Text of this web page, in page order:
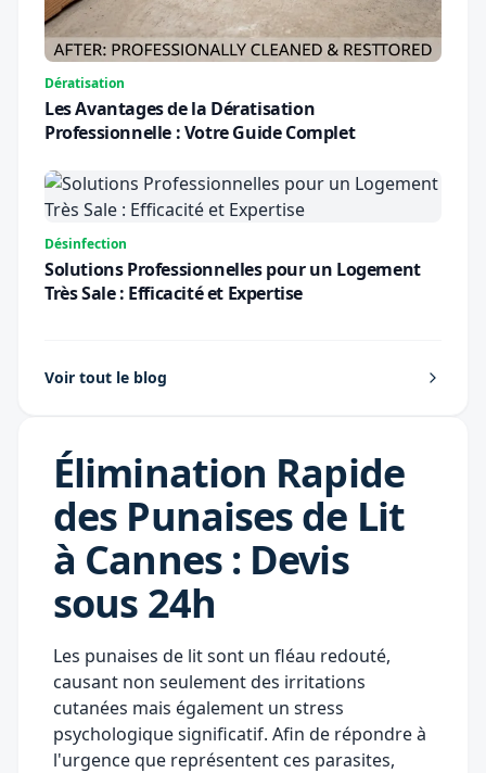
Dératisation
Les Avantages de la Dératisation
Professionnelle : Votre Guide Complet
Désinfection
Solutions Professionnelles pour un Logement
Très Sale : Efficacité et Expertise
Voir tout le blog
Élimination Rapide
des Punaises de Lit
à Cannes : Devis
sous 24h
Les punaises de lit sont un fléau redouté,
causant non seulement des irritations
cutanées mais également un stress
psychologique significatif. Afin de répondre à
l'urgence que représentent ces parasites,